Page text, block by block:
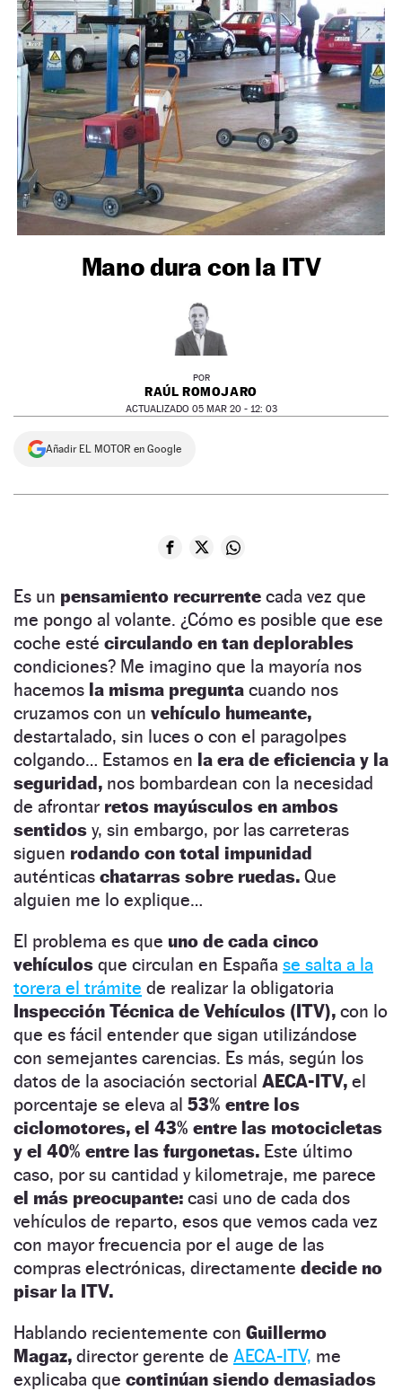
NEWSLETTER
SÍGUENOS
Mano dura con la ITV
POR
RAÚL ROMOJARO
ACTUALIZADO 05 MAR 20 - 12: 03
Añadir EL MOTOR en Google
Es un pensamiento recurrente cada vez que
me pongo al volante. ¿Cómo es posible que ese
coche esté circulando en tan deplorables
condiciones? Me imagino que la mayoría nos
hacemos la misma pregunta cuando nos
cruzamos con un vehículo humeante,
destartalado, sin luces o con el paragolpes
colgando… Estamos en la era de eficiencia y la
seguridad, nos bombardean con la necesidad
de afrontar retos mayúsculos en ambos
sentidos y, sin embargo, por las carreteras
siguen rodando con total impunidad
auténticas chatarras sobre ruedas. Que
alguien me lo explique…
El problema es que uno de cada cinco
vehículos que circulan en España se salta a la
torera el trámite de realizar la obligatoria
Inspección Técnica de Vehículos (ITV), con lo
que es fácil entender que sigan utilizándose
con semejantes carencias. Es más, según los
datos de la asociación sectorial AECA-ITV, el
porcentaje se eleva al 53% entre los
ciclomotores, el 43% entre las motocicletas
y el 40% entre las furgonetas. Este último
caso, por su cantidad y kilometraje, me parece
el más preocupante: casi uno de cada dos
vehículos de reparto, esos que vemos cada vez
con mayor frecuencia por el auge de las
compras electrónicas, directamente decide no
pisar la ITV.
Hablando recientemente con Guillermo
Magaz, director gerente de AECA-ITV, me
explicaba que continúan siendo demasiados